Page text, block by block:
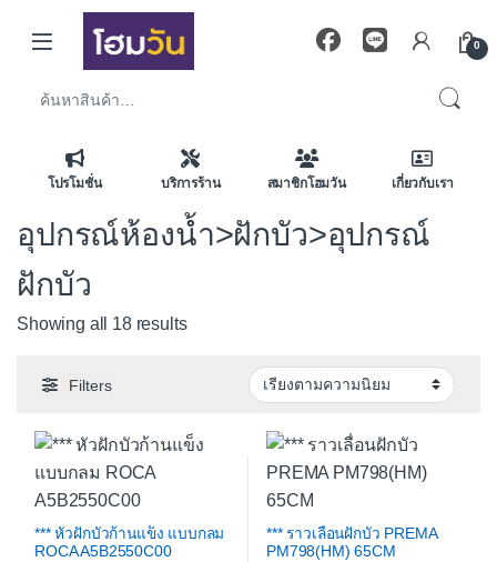
Skip to navigation
Skip to content
0
โปรโมชั่น บริการร้าน สมาชิกโฮมวัน เกี่ยวกับเรา
อุปกรณ์ห้องน้ำ>ฝักบัว>อุปกรณ์
ฝักบัว
Showing all 18 resultsSorted by average rating
Filters
*** หัวฝักบัวก้านแข็ง แบบกลม
ROCA A5B2550C00
*** ราวเลื่อนฝักบัว PREMA
PM798(HM) 65CM